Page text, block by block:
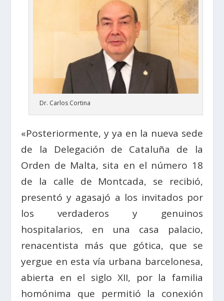
Dr. Carlos Cortina
«Posteriormente, y ya en la nueva sede
de la Delegación de Cataluña de la
Orden de Malta, sita en el número 18
de la calle de Montcada, se recibió,
presentó y agasajó a los invitados por
los verdaderos y genuinos
hospitalarios, en una casa palacio,
renacentista más que gótica, que se
yergue en esta vía urbana barcelonesa,
abierta en el siglo XII, por la familia
homónima que permitió la conexión